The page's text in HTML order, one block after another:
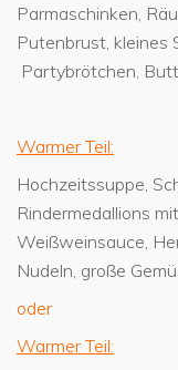
Parmaschinken,
Putenbrust, kleines
Partybrötchen,
Warmer Teil:
Hochzeitssuppe,
Rindermedallions
Weißweinsauce,
Nudeln, große
oder
Warmer Teil: